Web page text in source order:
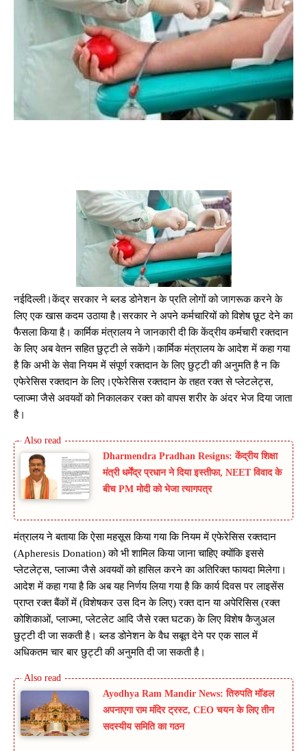
नईदिल्ली।केंद्र सरकार ने ब्लड डोनेशन के प्रति लोगों को जागरूक करने के
लिए एक खास कदम उठाया है।सरकार ने अपने कर्मचारियों को विशेष छूट देने का
फैसला किया है। कार्मिक मंत्रालय ने जानकारी दी कि केंद्रीय कर्मचारी रक्तदान
के लिए अब वेतन सहित छुट्टी ले सकेंगे।कार्मिक मंत्रालय के आदेश में कहा गया
है कि अभी के सेवा नियम में संपूर्ण रक्तदान के लिए छुट्टी की अनुमति है न कि
एफेरेसिस रक्तदान के लिए।एफेरेसिस रक्तदान के तहत रक्त से प्लेटलेट्स,
प्लाज्मा जैसे अवयवों को निकालकर रक्त को वापस शरीर के अंदर भेज दिया जाता
है।
Dharmendra Pradhan Resigns: केंद्रीय शिक्षा
मंत्री धर्मेंद्र प्रधान ने दिया इस्तीफा, NEET विवाद के
बीच PM मोदी को भेजा त्यागपत्र
मंत्रालय ने बताया कि ऐसा महसूस किया गया कि नियम में एफेरेसिस रक्तदान
(Apheresis Donation) को भी शामिल किया जाना चाहिए क्योंकि इससे
प्लेटलेट्स, प्लाज्मा जैसे अवयवों को हासिल करने का अतिरिक्त फायदा मिलेगा।
आदेश में कहा गया है कि अब यह निर्णय लिया गया है कि कार्य दिवस पर लाइसेंस
प्राप्त रक्त बैंकों में (विशेषकर उस दिन के लिए) रक्त दान या अपेरिसिस (रक्त
कोशिकाओं, प्लाज्मा, प्लेटलेट आदि जैसे रक्त घटक) के लिए विशेष कैजुअल
छुट्टी दी जा सकती है। ब्लड डोनेशन के वैध सबूत देने पर एक साल में
अधिकतम चार बार छुट्टी की अनुमति दी जा सकती है।
Ayodhya Ram Mandir News: तिरुपति मॉडल
अपनाएगा राम मंदिर ट्रस्ट, CEO चयन के लिए तीन
सदस्यीय समिति का गठन